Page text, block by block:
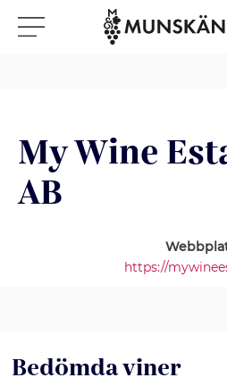
Klicka för meny
My Wine
AB
https://
Bedömda viner